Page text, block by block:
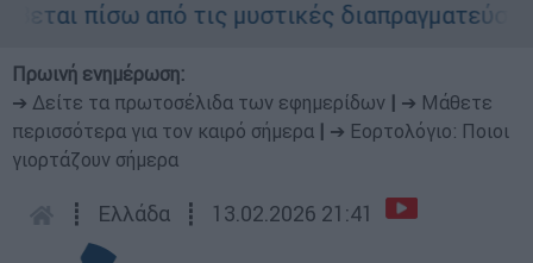
πίσω από τις μυστικές διαπραγματεύσεις
Πρωινή ενημέρωση:
➔ Δείτε τα πρωτοσέλιδα των εφημερίδων
➔ Μάθετε
περισσότερα για τον καιρό σήμερα
➔ Εορτολόγιο: Ποιοι
γιορτάζουν σήμερα
┋ Ελλάδα ┋ 13.02.2026 21:41